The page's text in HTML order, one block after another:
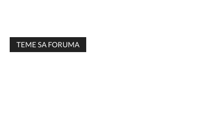
TEME SA FORUMA